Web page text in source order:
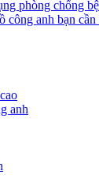
phòng chống
công anh bạn cần
anh